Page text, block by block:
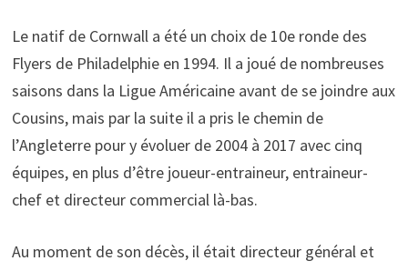
Le natif de Cornwall a été un choix de 10e ronde des
Flyers de Philadelphie en 1994. Il a joué de nombreuses
saisons dans la Ligue Américaine avant de se joindre aux
Cousins, mais par la suite il a pris le chemin de
l’Angleterre pour y évoluer de 2004 à 2017 avec cinq
équipes, en plus d’être joueur-entraineur, entraineur-
chef et directeur commercial là-bas.
Au moment de son décès, il était directeur général et